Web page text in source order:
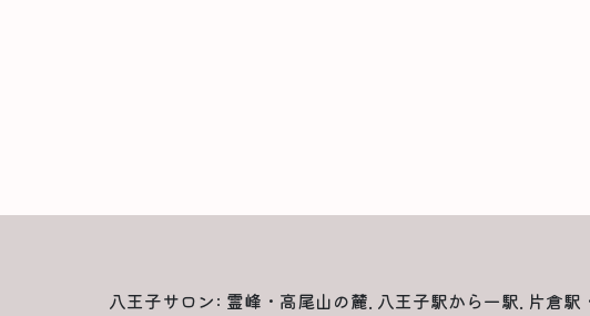
八王子サロン: 霊峰・高尾山の麓. 八王子駅から一駅. 片倉駅